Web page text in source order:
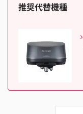
推奨代替機種